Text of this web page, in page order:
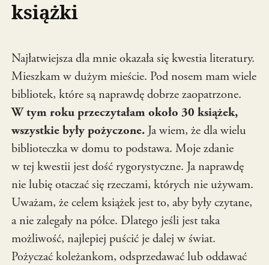
książki
Najłatwiejsza dla mnie okazała się kwestia literatury.
Mieszkam w dużym mieście. Pod nosem mam wiele
bibliotek, które są naprawdę dobrze zaopatrzone.
W tym roku przeczytałam około 30 książek,
wszystkie były pożyczone. Ja wiem, że dla wielu
biblioteczka w domu to podstawa. Moje zdanie
w tej kwestii jest dość rygorystyczne. Ja naprawdę
nie lubię otaczać się rzeczami, których nie używam.
Uważam, że celem książek jest to, aby były czytane,
a nie zalegały na półce. Dlatego jeśli jest taka
możliwość, najlepiej puścić je dalej w świat.
Pożyczać koleżankom, odsprzedawać lub oddawać